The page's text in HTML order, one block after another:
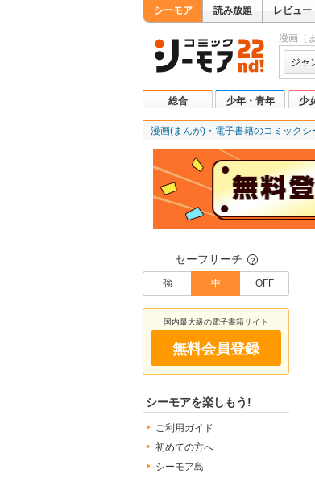
シーモア 読み放題 レビュー
漫画（
ジャ
総合 少年・青年 少
漫画(まんが)・電子書籍のコミックシ
セーフサーチ ？
強 中 OFF
国内最大級の電子書籍サイト
無料会員登録
シーモアを楽しもう!
ご利用ガイド
初めての方へ
シーモア島